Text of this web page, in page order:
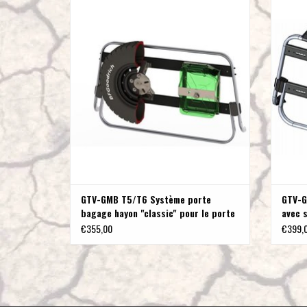
GTV-GMB T5/T6 Système porte
bagage hayon "classic" pour le porte
vélo logo
€355,00
GTV-
avec